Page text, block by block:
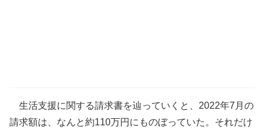
生活支援に関する請求書を辿っていくと、2022年7月の
請求額は、なんと約110万円にものぼっていた。それだけ